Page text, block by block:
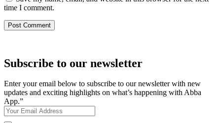
time I comment.
Subscribe to our newsletter
Enter your email below to subscribe to our newsletter with new
updates and exciting highlights on what’s happening with Abba
App.”